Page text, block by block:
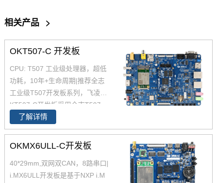
相关产品 >
OKT507-C 开发板
CPU: T507 工业级处理器，超低
功耗，10年+生命周期|推荐全志
工业级T507开发板系列，飞凌O
KT507-C开发板采用全志T507
四核工业级处理器 T507设计开
发，Cortex-A53架构，工业级宽
温，性能强，低功耗，是一款高
的开发设计资料，提供产品规格
书，软硬件手册等，全志的T507
了解详情
OKMX6ULL-C开发板
40*29mm,双网双CAN，8路串口|
i.MX6ULL开发板是基于NXP i.M